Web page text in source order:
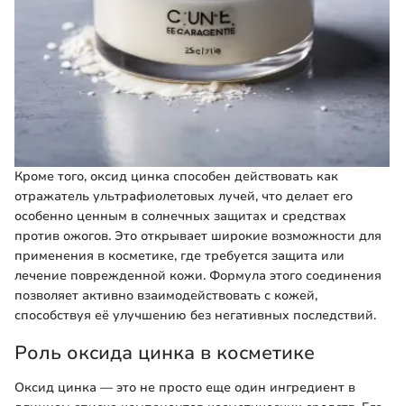
Кроме того, оксид цинка способен действовать как
отражатель ультрафиолетовых лучей, что делает его
особенно ценным в солнечных защитах и средствах
против ожогов. Это открывает широкие возможности для
применения в косметике, где требуется защита или
лечение поврежденной кожи. Формула этого соединения
позволяет активно взаимодействовать с кожей,
способствуя её улучшению без негативных последствий.
Роль оксида цинка в косметике
Оксид цинка — это не просто еще один ингредиент в